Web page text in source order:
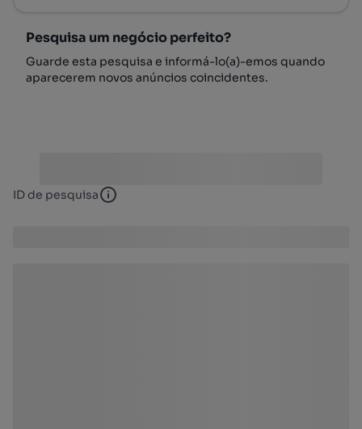
Pesquisa um negócio perfeito?
Guarde esta pesquisa e informá-lo(a)-emos quando
aparecerem novos anúncios coincidentes.
ID de pesquisa ID de pesquisa